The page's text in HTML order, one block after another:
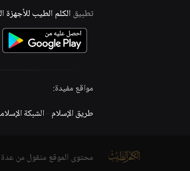
تطبيق الكلم الطيب للأجهزة
مواقع مفيدة:
طريق الإسلام -الشبكة
محتوى الموقع منقول من